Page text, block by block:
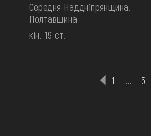
Середня Наддніпрянщина.
Полтавщина
кін. 19 ст.
1 ... 5